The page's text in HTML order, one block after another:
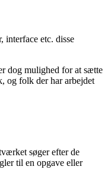
interface etc. disse
dog mulighed for at sætte
og folk der har arbejdet
søger efter de
til en opgave eller